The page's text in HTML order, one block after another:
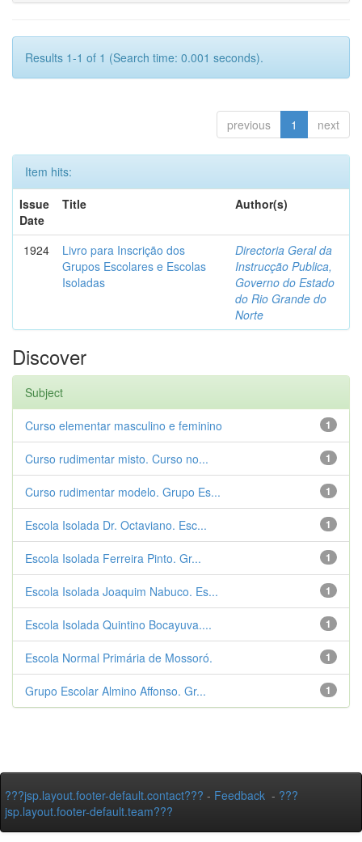
Results 1-1 of 1 (Search time: 0.001 seconds).
previous 1 next
Item hits:
Issue
Date
Title Author(s)
1924
Livro para Inscrição dos
Grupos Escolares e Escolas
Isoladas
Directoria Geral da
Instrucção Publica,
Governo do Estado
do Rio Grande do
Norte
Discover
Subject
1
Curso elementar masculino e feminino
1
Curso rudimentar misto. Curso no...
1
Curso rudimentar modelo. Grupo Es...
1
Escola Isolada Dr. Octaviano. Esc...
1
Escola Isolada Ferreira Pinto. Gr...
1
Escola Isolada Joaquim Nabuco. Es...
1
Escola Isolada Quintino Bocayuva....
1
Escola Normal Primária de Mossoró.
1
Grupo Escolar Almino Affonso. Gr...
???jsp.layout.footer-default.contact??? - Feedback - ???
jsp.layout.footer-default.team???